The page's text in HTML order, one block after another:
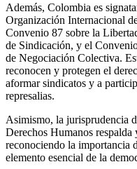
Además, Colombia es
Organización Internacional
Convenio 87 sobre la
de Sindicación, y el
de Negociación Colectiva.
reconocen y protegen el
aformar sindicatos y a
represalias.
Asimismo, la jurisprudencia
Derechos Humanos
reconociendo la importancia
elemento esencial de la